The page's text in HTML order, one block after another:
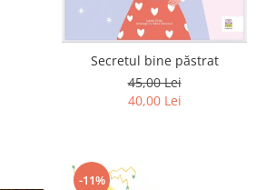
Secretul bine păstrat
45,00 Lei
40,00 Lei
-11%